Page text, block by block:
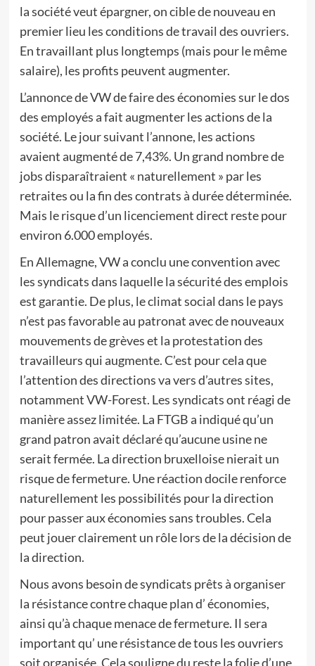
la société veut épargner, on cible de nouveau en
premier lieu les conditions de travail des ouvriers.
En travaillant plus longtemps (mais pour le même
salaire), les profits peuvent augmenter.
L’annonce de VW de faire des économies sur le dos
des employés a fait augmenter les actions de la
société. Le jour suivant l’annone, les actions
avaient augmenté de 7,43%. Un grand nombre de
jobs disparaîtraient « naturellement » par les
retraites ou la fin des contrats à durée déterminée.
Mais le risque d’un licenciement direct reste pour
environ 6.000 employés.
En Allemagne, VW a conclu une convention avec
les syndicats dans laquelle la sécurité des emplois
est garantie. De plus, le climat social dans le pays
n’est pas favorable au patronat avec de nouveaux
mouvements de grèves et la protestation des
travailleurs qui augmente. C’est pour cela que
l’attention des directions va vers d’autres sites,
notamment VW-Forest. Les syndicats ont réagi de
manière assez limitée. La FTGB a indiqué qu’un
grand patron avait déclaré qu’aucune usine ne
serait fermée. La direction bruxelloise nierait un
risque de fermeture. Une réaction docile renforce
naturellement les possibilités pour la direction
pour passer aux économies sans troubles. Cela
peut jouer clairement un rôle lors de la décision de
la direction.
Nous avons besoin de syndicats prêts à organiser
la résistance contre chaque plan d’ économies,
ainsi qu’à chaque menace de fermeture. Il sera
important qu’ une résistance de tous les ouvriers
soit organisée. Cela souligne du reste la folie d’une